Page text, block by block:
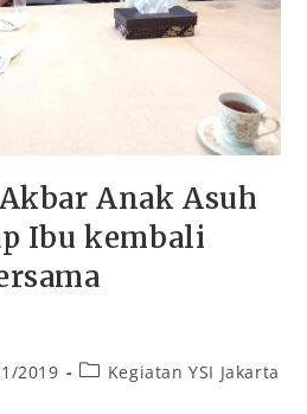
Anak Asuh
Ibu kembali
2019 Kegiatan YSI Jakarta